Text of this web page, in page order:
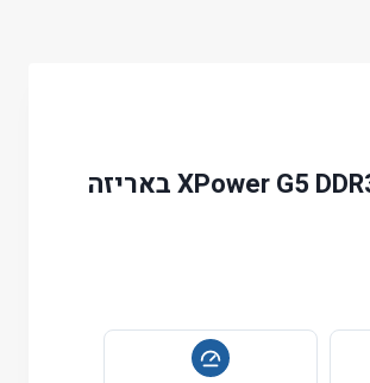
זיכרון למחשב נייד XPower G5 DDR3 4GB 1600Mhz באריזה